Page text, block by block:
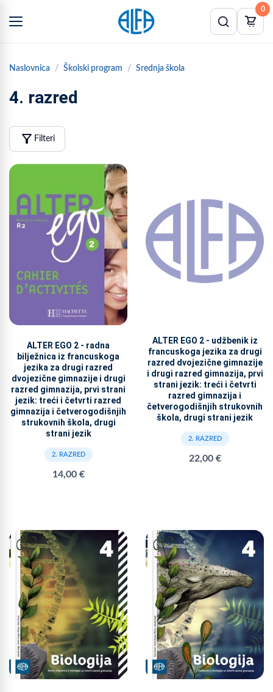
0
Naslovnica Školski program Srednja škola
4. razred
filter_alt Filteri
ALTER EGO 2 - radna
bilježnica iz francuskoga
jezika za drugi razred
dvojezične gimnazije i drugi
razred gimnazija, prvi strani
jezik: treći i četvrti razred
gimnazija i četverogodišnjih
strukovnih škola, drugi
strani jezik
2. RAZRED
14,00 €
ALTER EGO 2 - udžbenik iz
francuskoga jezika za drugi
razred dvojezične gimnazije
i drugi razred gimnazija, prvi
strani jezik: treći i četvrti
razred gimnazija i
četverogodišnjih strukovnih
škola, drugi strani jezik
2. RAZRED
22,00 €